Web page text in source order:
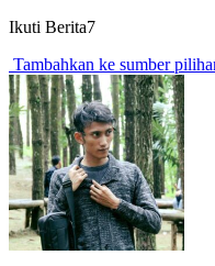
Ikuti Berita7
Tambahkan ke sumber